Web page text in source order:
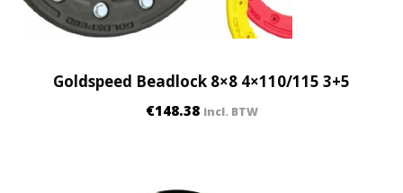
Goldspeed Beadlock 8×8 4×110/115 3+5
€148.38 incl. BTW